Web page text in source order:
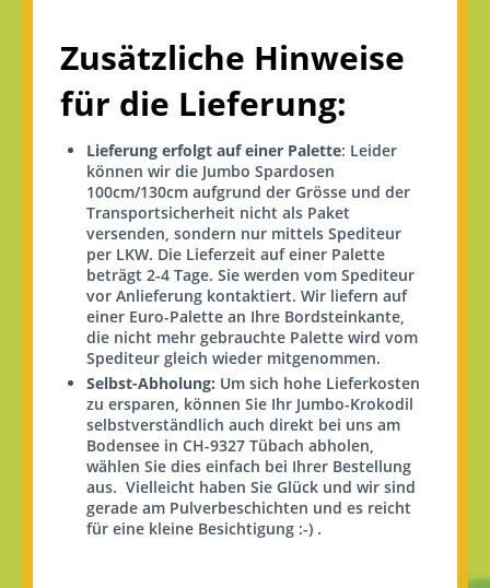
Zusätzliche Hinweise
für die Lieferung:
Lieferung erfolgt auf einer Palette: Leider
können wir die Jumbo Spardosen
100cm/130cm aufgrund der Grösse und der
Transportsicherheit nicht als Paket
versenden, sondern nur mittels Spediteur
per LKW. Die Lieferzeit auf einer Palette
beträgt 2-4 Tage. Sie werden vom Spediteur
vor Anlieferung kontaktiert. Wir liefern auf
einer Euro-Palette an Ihre Bordsteinkante,
die nicht mehr gebrauchte Palette wird vom
Spediteur gleich wieder mitgenommen.
Selbst-Abholung: Um sich hohe Lieferkosten
zu ersparen, können Sie Ihr Jumbo-Krokodil
selbstverständlich auch direkt bei uns am
Bodensee in CH-9327 Tübach abholen,
wählen Sie dies einfach bei Ihrer Bestellung
aus. Vielleicht haben Sie Glück und wir sind
gerade am Pulverbeschichten und es reicht
für eine kleine Besichtigung :-) .